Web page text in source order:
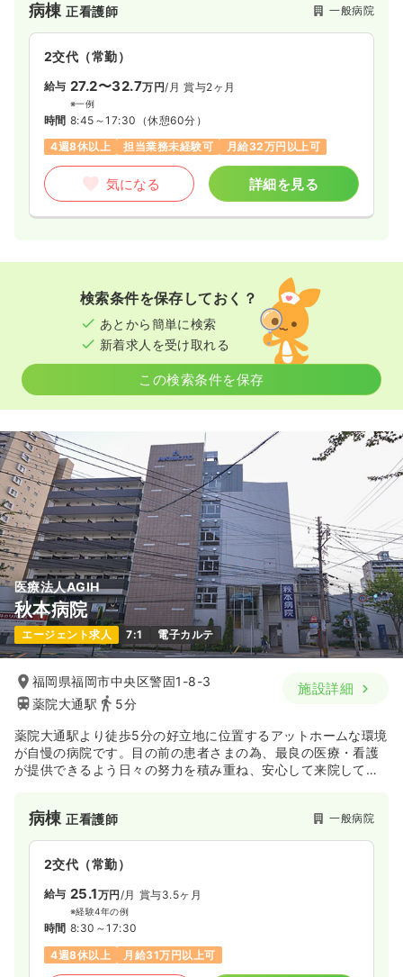
病棟正看護師 一般病院
2交代（常勤）
給与 27.2〜32.7万円/月 賞与2ヶ月
※一例
時間 8:45～17:30 （休憩60分）
4週8休以上
担当業務未経験可 月給32万円以上可
気になる 詳細を見る
検索条件を保存しておく？
あとから簡単に検索
新着求人を受け取れる
この検索条件を保存
医療法人AGIH
秋本病院
エージェント求人 7:1 電子カルテ
福岡県福岡市中央区警固1-8-3
薬院大通駅
5分
施設詳細
薬院大通駅より徒歩5分の好立地に位置するアットホームな環境
が自慢の病院です。目の前の患者さまの為、最良の医療・看護
が提供できるよう日々の努力を積み重ね、安心して来院してい
病棟正看護師 一般病院
2交代（常勤）
給与 25.1万円/月 賞与3.5ヶ月
※経験4年の例
時間 8:30～17:30
4週8休以上
月給31万円以上可